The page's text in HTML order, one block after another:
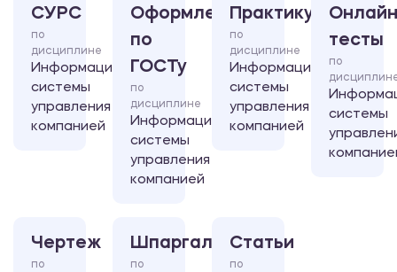
СУРС
по
дисциплине
Информационные
системы
управления
компанией
Оформление
по
ГОСТу
по
дисциплине
Информационные
системы
управления
компанией
Практикум
по
дисциплине
Информационные
системы
управления
компанией
тесты
по
системы
Чертеж
по
Шпаргалка
по
Статьи
по